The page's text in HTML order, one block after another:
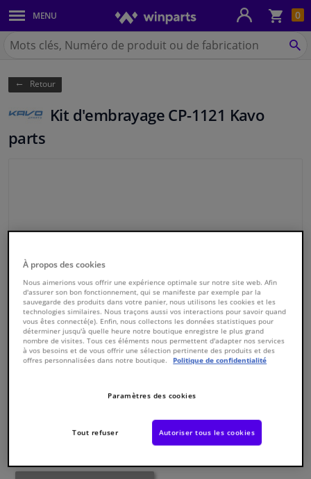
0
MENU
Carrosserie & tôles
Feux & ampoules
Freinage
Pièces moteur & accessoires
Filtres & liquides
Bagages & transport
Fenêtres & accessoires
Chercher
Winparts.be
Retour
Kit d'embrayage CP-1121 Kavo
parts
Numéro de produit d'origine:0267571
Numéro de fabrication:CP-1121
8715616040600
À propos des cookies
Nous aimerions vous offrir une expérience optimale sur notre site web. Afin
d'assurer son bon fonctionnement, qui se manifeste par exemple par la
sauvegarde des produits dans votre panier, nous utilisons les cookies et les
technologies similaires. Nous traçons aussi vos interactions pour savoir quand
vous êtes connecté(e). Enfin, nous collectons les données statistiques pour
déterminer jusqu'à quelle heure notre boutique enregistre le plus grand
nombre de visites. Tous ces éléments nous permettent d'adapter nos services
à vos besoins et de vous offrir une sélection pertinente des produits et des
offres personnalisées dans notre boutique.
Politique de confidentialité
Paramètres des cookies
Tout refuser Autoriser tous les cookies